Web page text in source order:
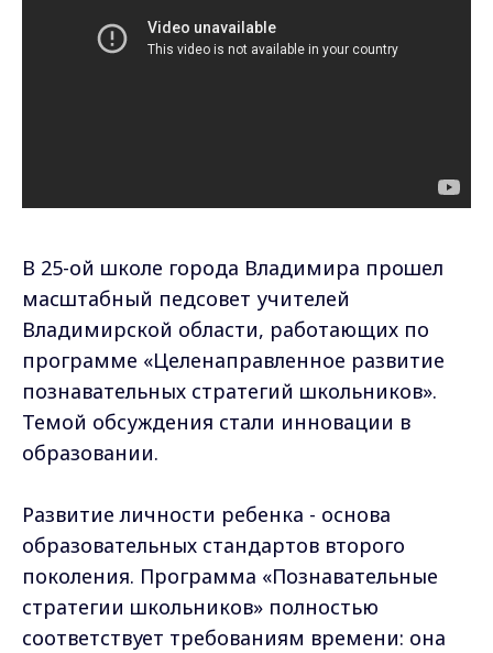
В 25-ой школе города Владимира прошел
масштабный педсовет учителей
Владимирской области, работающих по
программе «Целенаправленное развитие
познавательных стратегий школьников».
Темой обсуждения стали инновации в
образовании.
Развитие личности ребенка - основа
образовательных стандартов второго
поколения. Программа «Познавательные
стратегии школьников» полностью
соответствует требованиям времени: она